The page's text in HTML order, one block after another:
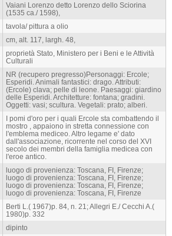
Vaiani Lorenzo detto Lorenzo dello Sciorina
(1535 ca./ 1598),
tavola/ pittura a olio
cm, alt. 117, largh. 48,
proprietà Stato, Ministero per i Beni e le Attività
Culturali
NR (recupero pregresso)Personaggi: Ercole;
Esperidi. Animali fantastici: drago. Attributi:
(Ercole) clava; pelle di leone. Paesaggi: giardino
delle Esperidi. Architetture: fontana; gradini.
Oggetti: vasi; scultura. Vegetali: prato; alberi.
I pomi d'oro per i quali Ercole sta combattendo il
mostro , appaiono in stretta connessione con
l'emblema mediceo. Altro legame e' dato
dall'associazione, ricorrente nel corso del XVI
secolo dei membri della famiglia medicea con
l'eroe antico.
luogo di provenienza: Toscana, FI, Firenze;
luogo di provenienza: Toscana, FI, Firenze;
luogo di provenienza: Toscana, FI, Firenze;
luogo di provenienza: Toscana, FI, Firenze
Berti L.( 1967)p. 84, n. 21; Allegri E./ Cecchi A.(
1980)p. 332
dipinto